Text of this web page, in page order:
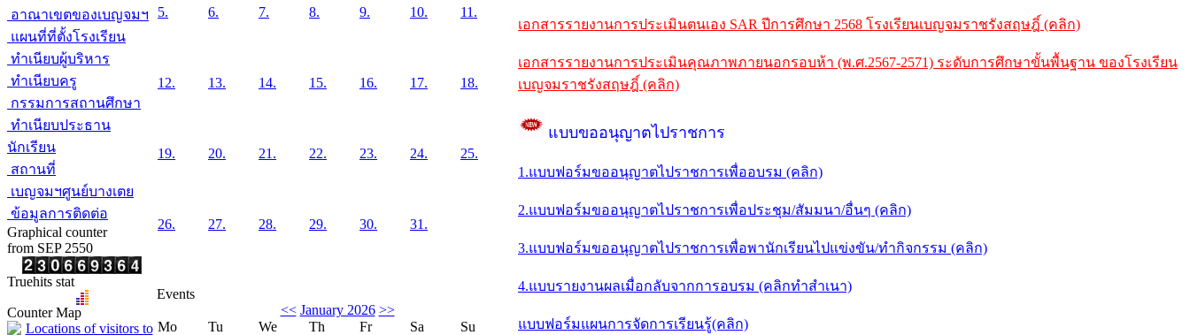
อาณาเขตของเบญจมฯ
แผนที่ที่ตั้งโรงเรียน
ทำเนียบผู้บริหาร
ทำเนียบครู
กรรมการสถานศึกษา
ทำเนียบประธาน
นักเรียน
สถานที่
เบญจมฯศูนย์บางเตย
ข้อมูลการติดต่อ
Graphical counter
from SEP 2550
Truehits stat
Counter Map
5. 6. 7. 8. 9. 10. 11.
12. 13. 14. 15. 16. 17. 18.
19. 20. 21. 22. 23. 24. 25.
26. 27. 28. 29. 30. 31.
Events
<< January 2026 >>
Mo
Tu We Th Fr Sa
Su
เอกสารรายงานการประเมินตนเอง SAR ปีการศึกษา 2568 โรงเรียนเบญจมราชรังสฤษฎิ์ (คลิก)
เอกสารรายงานการประเมินคุณภาพภายนอกรอบห้า (พ.ศ.2567-2571) ระดับการศึกษาขั้นพื้นฐาน ของโรงเรียน
เบญจมราชรังสฤษฎิ์ (คลิก)
แบบขออนุญาตไปราชการ
1.แบบฟอร์มขออนุญาตไปราชการเพื่ออบรม (คลิก)
2.แบบฟอร์มขออนุญาตไปราชการเพื่อประชุม/สัมมนา/อื่นๆ (คลิก)
3.แบบฟอร์มขออนุญาตไปราชการเพื่อพานักเรียนไปแข่งขัน/ทำกิจกรรม (คลิก)
4.แบบรายงานผลเมื่อกลับจากการอบรม (คลิกทำสำเนา)
แบบฟอร์มแผนการจัดการเรียนรู้(คลิก)